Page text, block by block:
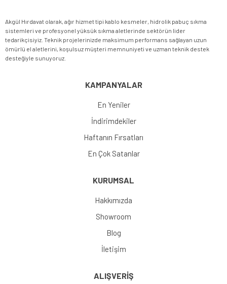
Akgül Hırdavat olarak, ağır hizmet tipi kablo kesmeler, hidrolik pabuç sıkma
sistemleri ve profesyonel yüksük sıkma aletlerinde sektörün lider
tedarikçisiyiz. Teknik projelerinizde maksimum performans sağlayan uzun
ömürlü el aletlerini, koşulsuz müşteri memnuniyeti ve uzman teknik destek
desteğiyle sunuyoruz.
KAMPANYALAR
En Yeniler
İndirimdekiler
Haftanın Fırsatları
En Çok Satanlar
KURUMSAL
Hakkımızda
Showroom
Blog
İletişim
ALIŞVERİŞ